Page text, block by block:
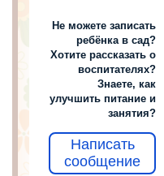
Не можете записать
ребёнка в сад?
Хотите рассказать о
воспитателях?
Знаете, как
улучшить питание и
занятия?
Написать
сообщение